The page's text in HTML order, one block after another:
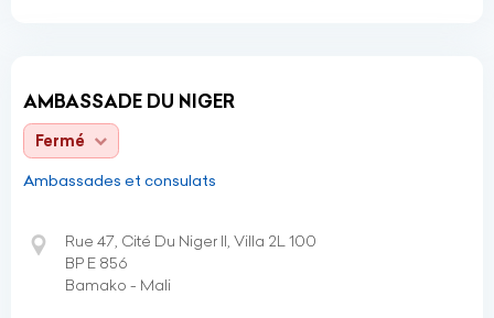
AMBASSADE DU NIGER
Fermé
Ambassades et consulats
Rue 47, Cité Du Niger II, Villa 2L 100
BP E 856
Bamako - Mali